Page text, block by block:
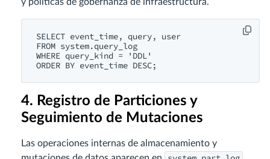
y políticas de gobernanza de infraestructura.
SELECT event_time, query, user
FROM system.query_log
WHERE query_kind = 'DDL'
4. Registro de Particiones y
Seguimiento de Mutaciones
Las operaciones internas de almacenamiento y